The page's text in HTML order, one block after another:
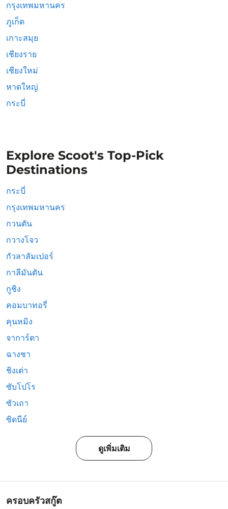
กรุงเทพมหานคร
ภูเก็ต
เกาะสมุย
เชียงราย
เชียงใหม่
หาดใหญ่
กระบี่
Explore Scoot's Top-Pick
Destinations
กระบี่
กรุงเทพมหานคร
กวนตัน
กวางโจว
กัวลาลัมเปอร์
กาลีมันตัน
กูชิง
คอมบาทอรี่
คุนหมิง
จาการ์ตา
ฉางชา
ชิงเต่า
ซับโปโร
ซัวเถา
ซิดนีย์
ดูเพิ่มเติม
ครอบครัวสกู๊ต